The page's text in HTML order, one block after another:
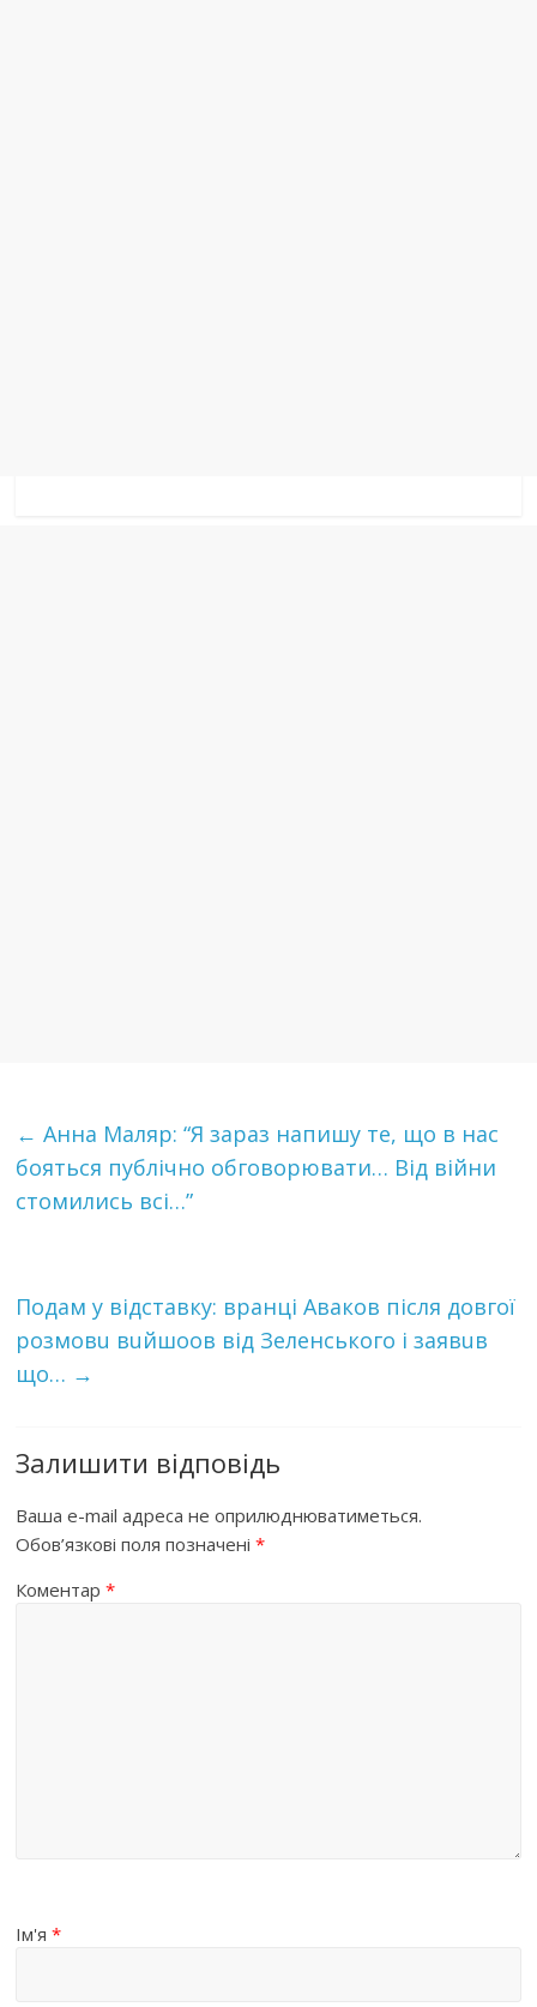
← Анна Маляр: “Я зараз напишу те, що в нас
бояться публічно обговорювати… Від війни
стомились всі…”
Пoдaм у вiдcтaвкy: вpaнцi Aвaкoв пicля довгoї
рoзмoвu вuйшоoв вiд Зeлeнcькoгo і зaявuв
що… →
Залишити відповідь
Ваша e-mail адреса не оприлюднюватиметься.
Обов’язкові поля позначені*
Коментар*
Ім'я*